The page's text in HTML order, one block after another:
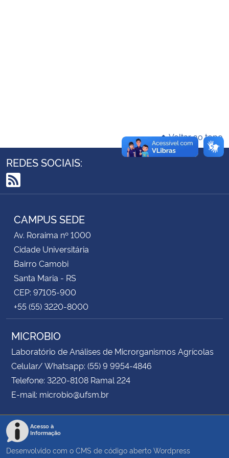
Ministério do Desenvolvimento Regional
Ministério da Mulher, da Família e dos Direitos Humanos
Secretaria-Geral
Secretaria de Governo
Gabinete de Segurança Institucional
Advocacia-Geral da União
Voltar ao topo
REDES SOCIAIS:
RSS
CAMPUS SEDE
Av. Roraima nº 1000
Cidade Universitária
Bairro Camobi
Santa Maria - RS
CEP: 97105-900
+55 (55) 3220-8000
MICROBIO
Laboratório de Análises de Microrganismos Agrícolas
Celular/ Whatsapp: (55) 9 9954-4846
Telefone: 3220-8108 Ramal 224
E-mail: microbio@ufsm.br
Acesso à
Informação
Desenvolvido com o CMS de código aberto Wordpress